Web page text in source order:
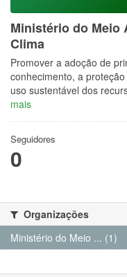
Ministério do Meio
Clima
Promover a adoção de
conhecimento, a
uso sustentável dos
mais
Seguidores
0
Organizações
Ministério do Meio ... (1)